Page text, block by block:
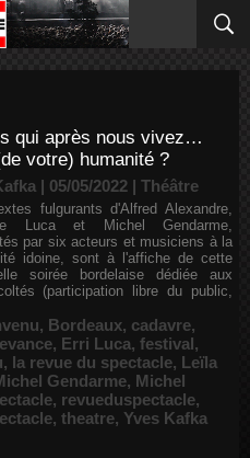
qui après nous vivez…
votre) humanité ?
| 05/05/2022 | Théâtre
fulgurants d'Alfred Alexandre,
Luca et Michel Gendarme,
par six acteurs et musiciens à la
idoine, sont à l'affiche de cette
soirée bordelaise dédiée aux
(participation libre du public,
, Bordeaux, cadavre,
, Erri Luca, festival,
, la revue du spectacle, Leïla
Gendarme, Michel
, revueduspectacle,
, theatre, Yves Kafka